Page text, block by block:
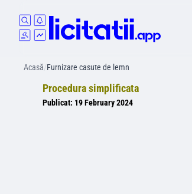
Acasă/Furnizare casute de lemn
Procedura simplificata
Publicat: 19 February 2024